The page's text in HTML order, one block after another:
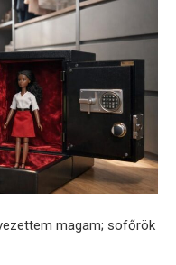
magam; sofőrök